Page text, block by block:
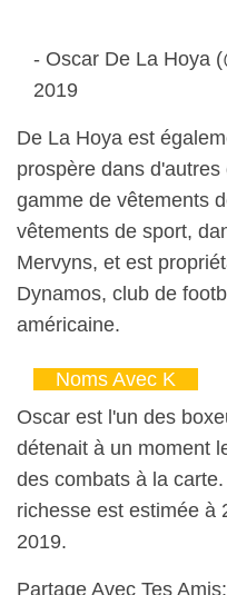
- Oscar De La Hoya
2019
De La Hoya est
prospère dans
gamme de vêtements
vêtements de sport,
Mervyns, et est
Dynamos, club de
américaine.
Noms Avec K
Oscar est l'un des
détenait à un moment
des combats à la
richesse est estimée à
2019.
Partage Avec Tes Amis: